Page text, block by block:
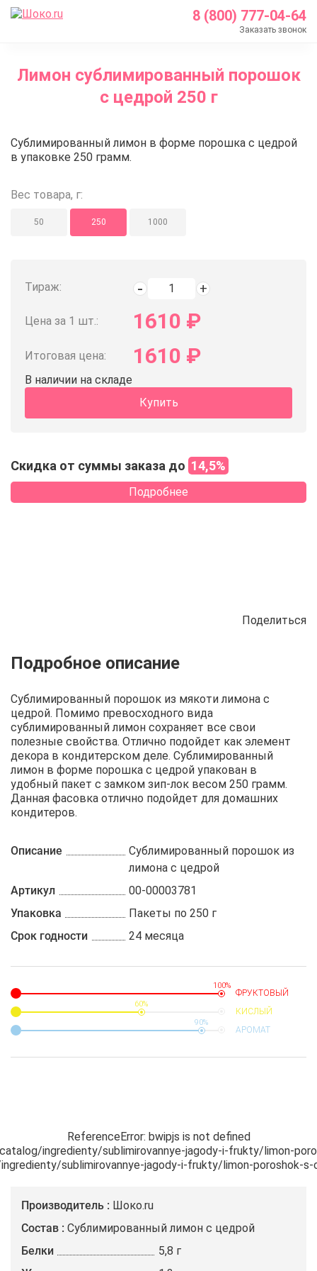
8 (800) 777-04-64
Заказать звонок
Каталог
Кондитерские ингредиенты
Лимон сублимированный порошок c цедрой 250 г
Лимон сублимированный порошок
c цедрой 250 г
Лимон сублимированный
Сублимированный лимон в форме порошка с цедрой
в упаковке 250 грамм.
Вес товара, г:
50 250 1000
Тираж:
Цена за 1 шт.: 1610 ₽
Итоговая цена: 1610 ₽
В наличии на складе
Купить
Скидка от суммы заказа до 14,5%
Подробнее
Поделиться
Описание Отзывы Рецепты
Сублимированный порошок из мякоти лимона с
цедрой. Помимо превосходного вида
сублимированный лимон сохраняет все свои
полезные свойства. Отлично подойдет как элемент
декора в кондитерском деле. Сублимированный
лимон в форме порошка с цедрой упакован в
удобный пакет с замком зип-лок весом 250 грамм.
Данная фасовка отлично подойдет для домашних
кондитеров.
Описание
Сублимированный порошок из
лимона с цедрой
Артикул
00-00003781
Упаковка
Пакеты по 250 г
Срок годности
24 месяца
100%
ФРУКТОВЫЙ
60%
КИСЛЫЙ
90%
АРОМАТ
ReferenceError: bwipjs is not defined
ingredienty/sublimirovannye-jagody-i-frukty/limon-
ingredienty/sublimirovannye-jagody-i-frukty/limon-poroshok-
Производитель
Шоко.ru
Состав
Сублимированный лимон с цедрой
Белки
5,8 г